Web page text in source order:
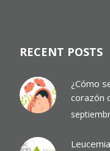
RECENT POSTS
¿Cómo
corazón